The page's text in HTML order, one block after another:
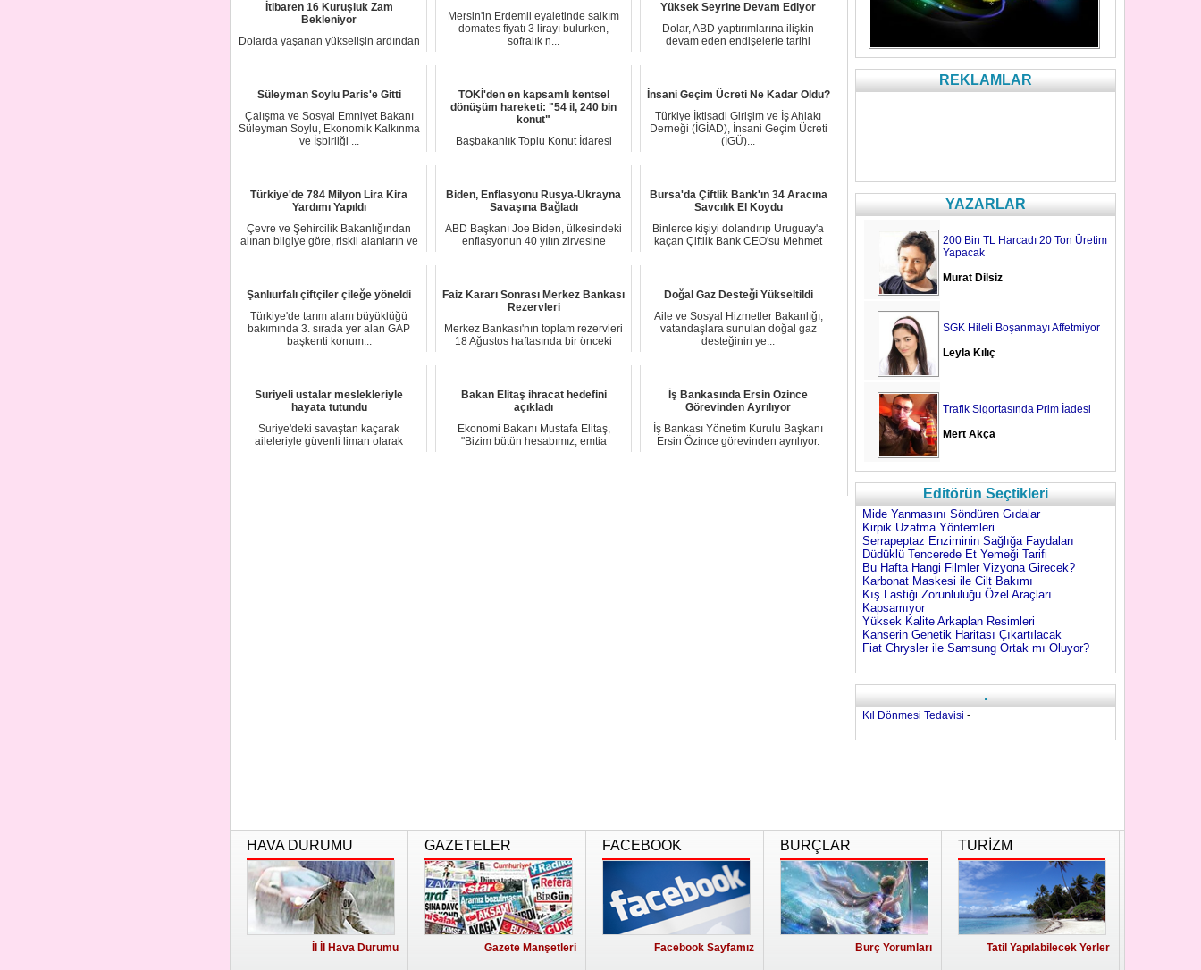
İtibaren 16 Kuruşluk Zam
Bekleniyor
Dolarda yaşanan yükselişin ardından
Mersin'in Erdemli eyaletinde salkım
domates fiyatı 3 lirayı bulurken,
sofralık n...
Yüksek Seyrine Devam Ediyor
Dolar, ABD yaptırımlarına ilişkin
devam eden endişelerle tarihi
Süleyman Soylu Paris'e Gitti
Çalışma ve Sosyal Emniyet Bakanı
Süleyman Soylu, Ekonomik Kalkınma
ve İşbirliği ...
TOKİ'den en kapsamlı kentsel
dönüşüm hareketi: "54 il, 240 bin
konut"
Başbakanlık Toplu Konut İdaresi
İnsani Geçim Ücreti Ne Kadar Oldu?
Türkiye İktisadi Girişim ve İş Ahlakı
Derneği (İGİAD), İnsani Geçim Ücreti
(İGÜ)...
Türkiye'de 784 Milyon Lira Kira
Yardımı Yapıldı
Çevre ve Şehircilik Bakanlığından
alınan bilgiye göre, riskli alanların ve
Biden, Enflasyonu Rusya-Ukrayna
Savaşına Bağladı
ABD Başkanı Joe Biden, ülkesindeki
enflasyonun 40 yılın zirvesine
Bursa'da Çiftlik Bank'ın 34 Aracına
Savcılık El Koydu
Binlerce kişiyi dolandırıp Uruguay'a
kaçan Çiftlik Bank CEO'su Mehmet
Şanlıurfalı çiftçiler çileğe yöneldi
Türkiye'de tarım alanı büyüklüğü
bakımında 3. sırada yer alan GAP
başkenti konum...
Faiz Kararı Sonrası Merkez Bankası
Rezervleri
Merkez Bankası'nın toplam rezervleri
18 Ağustos haftasında bir önceki
Doğal Gaz Desteği Yükseltildi
Aile ve Sosyal Hizmetler Bakanlığı,
vatandaşlara sunulan doğal gaz
desteğinin ye...
Suriyeli ustalar meslekleriyle
hayata tutundu
Suriye'deki savaştan kaçarak
aileleriyle güvenli liman olarak
Bakan Elitaş ihracat hedefini
açıkladı
Ekonomi Bakanı Mustafa Elitaş,
"Bizim bütün hesabımız, emtia
İş Bankasında Ersin Özince
Görevinden Ayrılıyor
İş Bankası Yönetim Kurulu Başkanı
Ersin Özince görevinden ayrılıyor.
REKLAMLAR
YAZARLAR
200 Bin TL Harcadı 20 Ton Üretim
Yapacak
Murat Dilsiz
SGK Hileli Boşanmayı Affetmiyor
Leyla Kılıç
Trafik Sigortasında Prim İadesi
Mert Akça
Editörün Seçtikleri
Mide Yanmasını Söndüren Gıdalar
Kirpik Uzatma Yöntemleri
Serrapeptaz Enziminin Sağlığa Faydaları
Düdüklü Tencerede Et Yemeği Tarifi
Bu Hafta Hangi Filmler Vizyona Girecek?
Karbonat Maskesi ile Cilt Bakımı
Kış Lastiği Zorunluluğu Özel Araçları
Kapsamıyor
Yüksek Kalite Arkaplan Resimleri
Kanserin Genetik Haritası Çıkartılacak
Fiat Chrysler ile Samsung Ortak mı Oluyor?
.
Kıl Dönmesi Tedavisi -
HAVA DURUMU
İl İl Hava Durumu
GAZETELER
Gazete Manşetleri
FACEBOOK
Facebook Sayfamız
BURÇLAR
Burç Yorumları
TURİZM
Tatil Yapılabilecek Yerler